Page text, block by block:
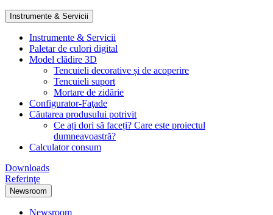
Instrumente & Servicii
Instrumente & Servicii
Paletar de culori digital
Model clădire 3D
Tencuieli decorative și de acoperire
Tencuieli suport
Mortare de zidărie
Configurator-Faţade
Căutarea produsului potrivit
Ce ați dori să faceți? Care este proiectul
dumneavoastră?
Calculator consum
Downloads
Referinţe
Newsroom
Newsroom